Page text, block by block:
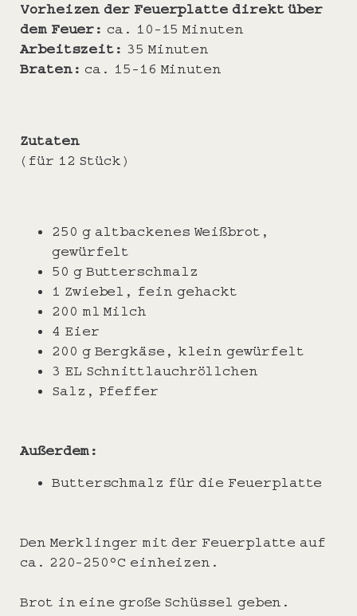
Vorheizen der Feuerplatte direkt über
dem Feuer: ca. 10-15 Minuten
Arbeitszeit: 35 Minuten
Braten: ca. 15-16 Minuten
Zutaten
(für 12 Stück)
250 g altbackenes Weißbrot,
gewürfelt
50 g Butterschmalz
1 Zwiebel, fein gehackt
200 ml Milch
4 Eier
200 g Bergkäse, klein gewürfelt
3 EL Schnittlauchröllchen
Salz, Pfeffer
Außerdem:
Butterschmalz für die Feuerplatte
Den Merklinger mit der Feuerplatte auf
ca. 220-250°C einheizen.
Brot in eine große Schüssel geben.